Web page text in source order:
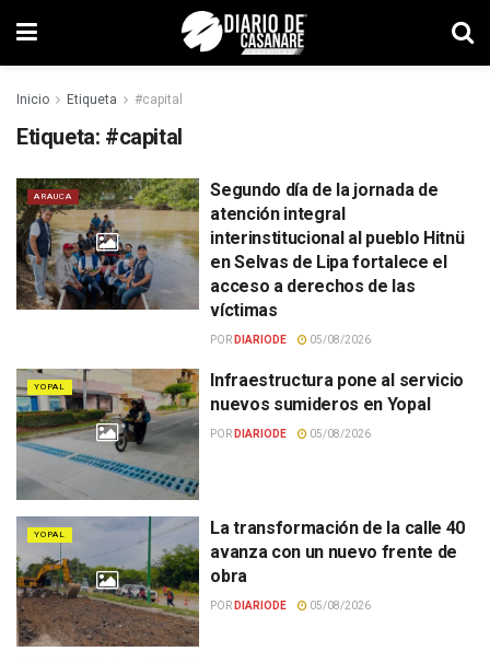
Inicio Etiqueta #capital
Etiqueta: #capital
ARAUCA
Segundo día de la jornada de
atención integral
interinstitucional al pueblo Hitnü
en Selvas de Lipa fortalece el
acceso a derechos de las
víctimas
POR DIARIODE 05/08/2026
YOPAL
Infraestructura pone al servicio
nuevos sumideros en Yopal
POR DIARIODE 05/08/2026
YOPAL
La transformación de la calle 40
avanza con un nuevo frente de
obra
POR DIARIODE 05/08/2026